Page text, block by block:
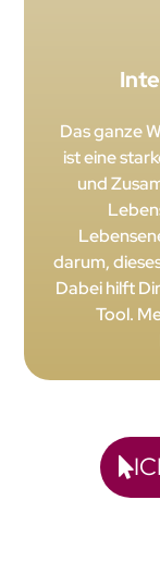
Das ganze
ist eine
und
darum,
Dabei hilft
Tool.